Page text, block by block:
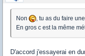
Non
, tu as du faire
En gros c est la même
D'accord j'essayerai en